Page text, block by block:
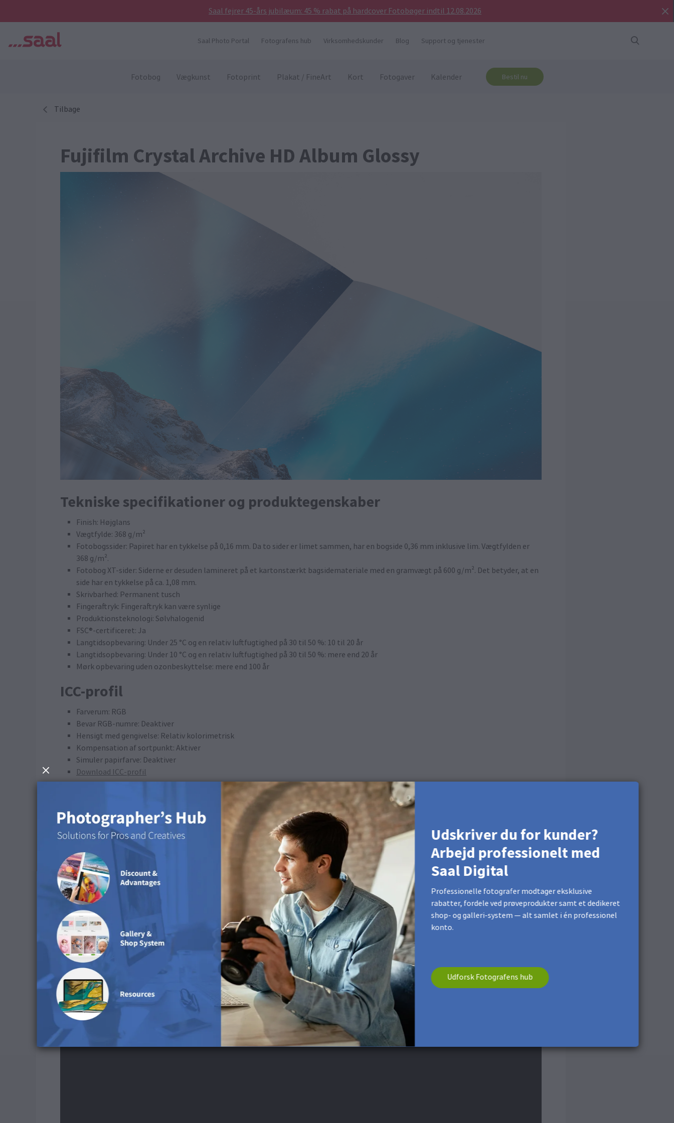
Saal fejrer 45-års jubilæum: 45 % rabat på hardcover Fotobøger indtil 12.08.2026
Saal Photo Portal Fotografens hub Virksomhedskunder Blog Support og tjenester
Fotobog Vægkunst Fotoprint Plakat / FineArt Kort Fotogaver Kalender Bestil nu
Tilbage
Fujifilm Crystal Archive HD Album Glossy
Tekniske specifikationer og produktegenskaber
Finish: Højglans
Vægtfylde: 368 g/m²
Fotobogssider: Papiret har en tykkelse på 0,16 mm. Da to sider er limet sammen, har en bogside 0,36 mm inklusive lim. Vægtfylden er
368 g/m².
Fotobog XT-sider: Siderne er desuden lamineret på et kartonstærkt bagsidemateriale med en gramvægt på 600 g/m². Det betyder, at en
side har en tykkelse på ca. 1,08 mm.
Skrivbarhed: Permanent tusch
Fingeraftryk: Fingeraftryk kan være synlige
Produktionsteknologi: Sølvhalogenid
FSC®-certificeret: Ja
Langtidsopbevaring: Under 25 °C og en relativ luftfugtighed på 30 til 50 %: 10 til 20 år
Langtidsopbevaring: Under 10 °C og en relativ luftfugtighed på 30 til 50 %: mere end 20 år
Mørk opbevaring uden ozonbeskyttelse: mere end 100 år
ICC-profil
Farverum: RGB
Bevar RGB-numre: Deaktiver
Hensigt med gengivelse: Relativ kolorimetrisk
Kompensation af sortpunkt: Aktiver
Simuler papirfarve: Deaktiver
Download ICC-profil
Vi anbefaler ikke at bruge vand til at rengøre denne overflade. Hvis det er nødvendigt, kan du bruge en blød mikrofiberklud, men der er
mulighed for, at siderne kan blive ridsede.
Fås i følgende produkter
Denne overflade er tilgængelig til fotobøger.
Oplev overfladen i vores produktvideo
Udskriver du for kunder?
Arbejd professionelt med
Saal Digital
Professionelle fotografer modtager eksklusive
rabatter, fordele ved prøveprodukter samt et dedikeret
shop- og galleri-system — alt samlet i én professionel
konto.
Udforsk Fotografens hub